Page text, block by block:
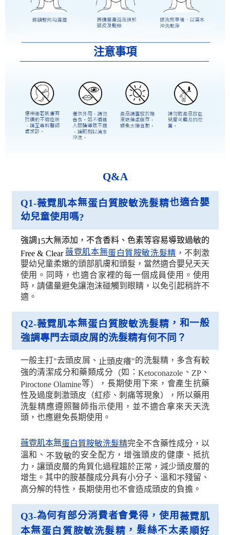
注意事項
Q&A
Q1-薇霓肌本無蛋白質胺敏洗髮精也適合嬰
幼兒童使用嗎?
強調15大無添加，不含香料、色素等容易導致過敏的
Free & Clear薇霓肌本無蛋白質胺敏洗髮精 ，不刺激
嬰幼兒童柔嫩的頭部肌膚和頭髮，當然適合嬰兒天天
使用。同時，也適合家裡的每一個成員使用。使用
時，請儘量避免讓泡沫碰觸到眼睛，以免引起稍許不
適。
Q2-薇霓肌本無蛋白質胺敏洗髮精 ，和一般
強調專門去頭皮屑的洗髮精有何不同？
一般主打"去頭皮屑、 止頭皮癢"的洗髮精，多含有較
強的清潔成分和藥類成分（如：Ketoconazole 、 ZP、
Piroctone Olamine等）
，長期使用下來，會產生抗藥
性及過度刺激頭皮（紅疹、刺痛等現象），所以藥用
洗髮精應遵照醫師指示使用，並不適合拿來天天洗
頭，也應避免長期使用。
薇霓肌本無蛋白質胺敏洗髮精完全不含藥性成分，以
溫和、 不致敏的安全配方，增強頭皮的健康、抵抗
力，讓頭皮層的角質化過程趨於正常，減少頭皮層的
增生。其中的胺基酸成分具有小分子、溫和不殘留、
高分解的特性，長期使用也不會造成頭皮的負擔。
Q3-為何有部分消費者會覺得，使用薇霓肌
本無蛋白質胺敏洗髮精 ，髮絲不太柔順好